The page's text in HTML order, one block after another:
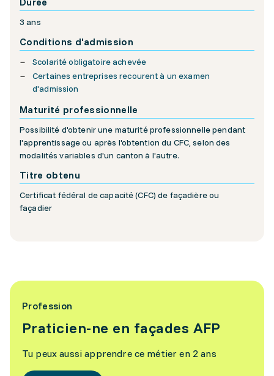
3 ans
Conditions d'admission
Scolarité obligatoire achevée
Certaines entreprises recourent à un examen
d'admission
Maturité professionnelle
Possibilité d'obtenir une maturité professionnelle pendant
l'apprentissage ou après l'obtention du CFC, selon des
modalités variables d'un canton à l'autre.
Titre obtenu
Certificat fédéral de capacité (CFC) de façadière ou
façadier
Profession
Praticien-ne en façades AFP
Tu peux aussi apprendre ce métier en 2 ans